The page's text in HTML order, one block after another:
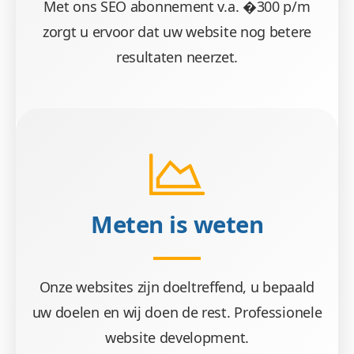
Met ons SEO abonnement v.a. �300 p/m
zorgt u ervoor dat uw website nog betere
resultaten neerzet.
Meten is weten
Onze websites zijn doeltreffend, u bepaald
uw doelen en wij doen de rest. Professionele
website development.